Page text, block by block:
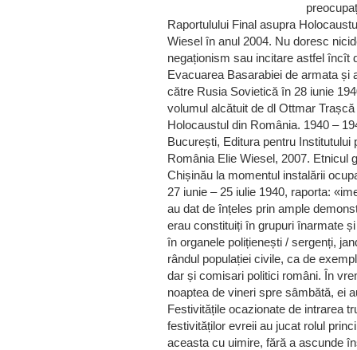
Raportulului Final asupra
Wiesel în anul 2004. Nu doresc
negaționism sau incitare astfel încît
Evacuarea Basarabiei de armata și
către Rusia Sovietică în 28 iunie
volumul alcătuit de dl Ottmar
Holocaustul din România. 1940 –
București, Editura pentru Institutului
România Elie Wiesel, 2007. Etnicul
Chișinău la momentul instalării
27 iunie – 25 iulie 1940, raporta:
au dat de înțeles prin ample
erau constituiți în grupuri înarmate
în organele polițienești / sergenți,
rândul populației civile, ca de
dar și comisari politici români. În
noaptea de vineri spre sâmbătă, ei
Festivitățile ocazionate de intrarea
festivităților evreii au jucat rolul
aceasta cu uimire, fără a ascunde